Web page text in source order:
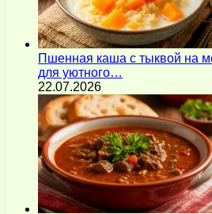
Пшенная каша с тыквой на
для уютного…
22.07.2026